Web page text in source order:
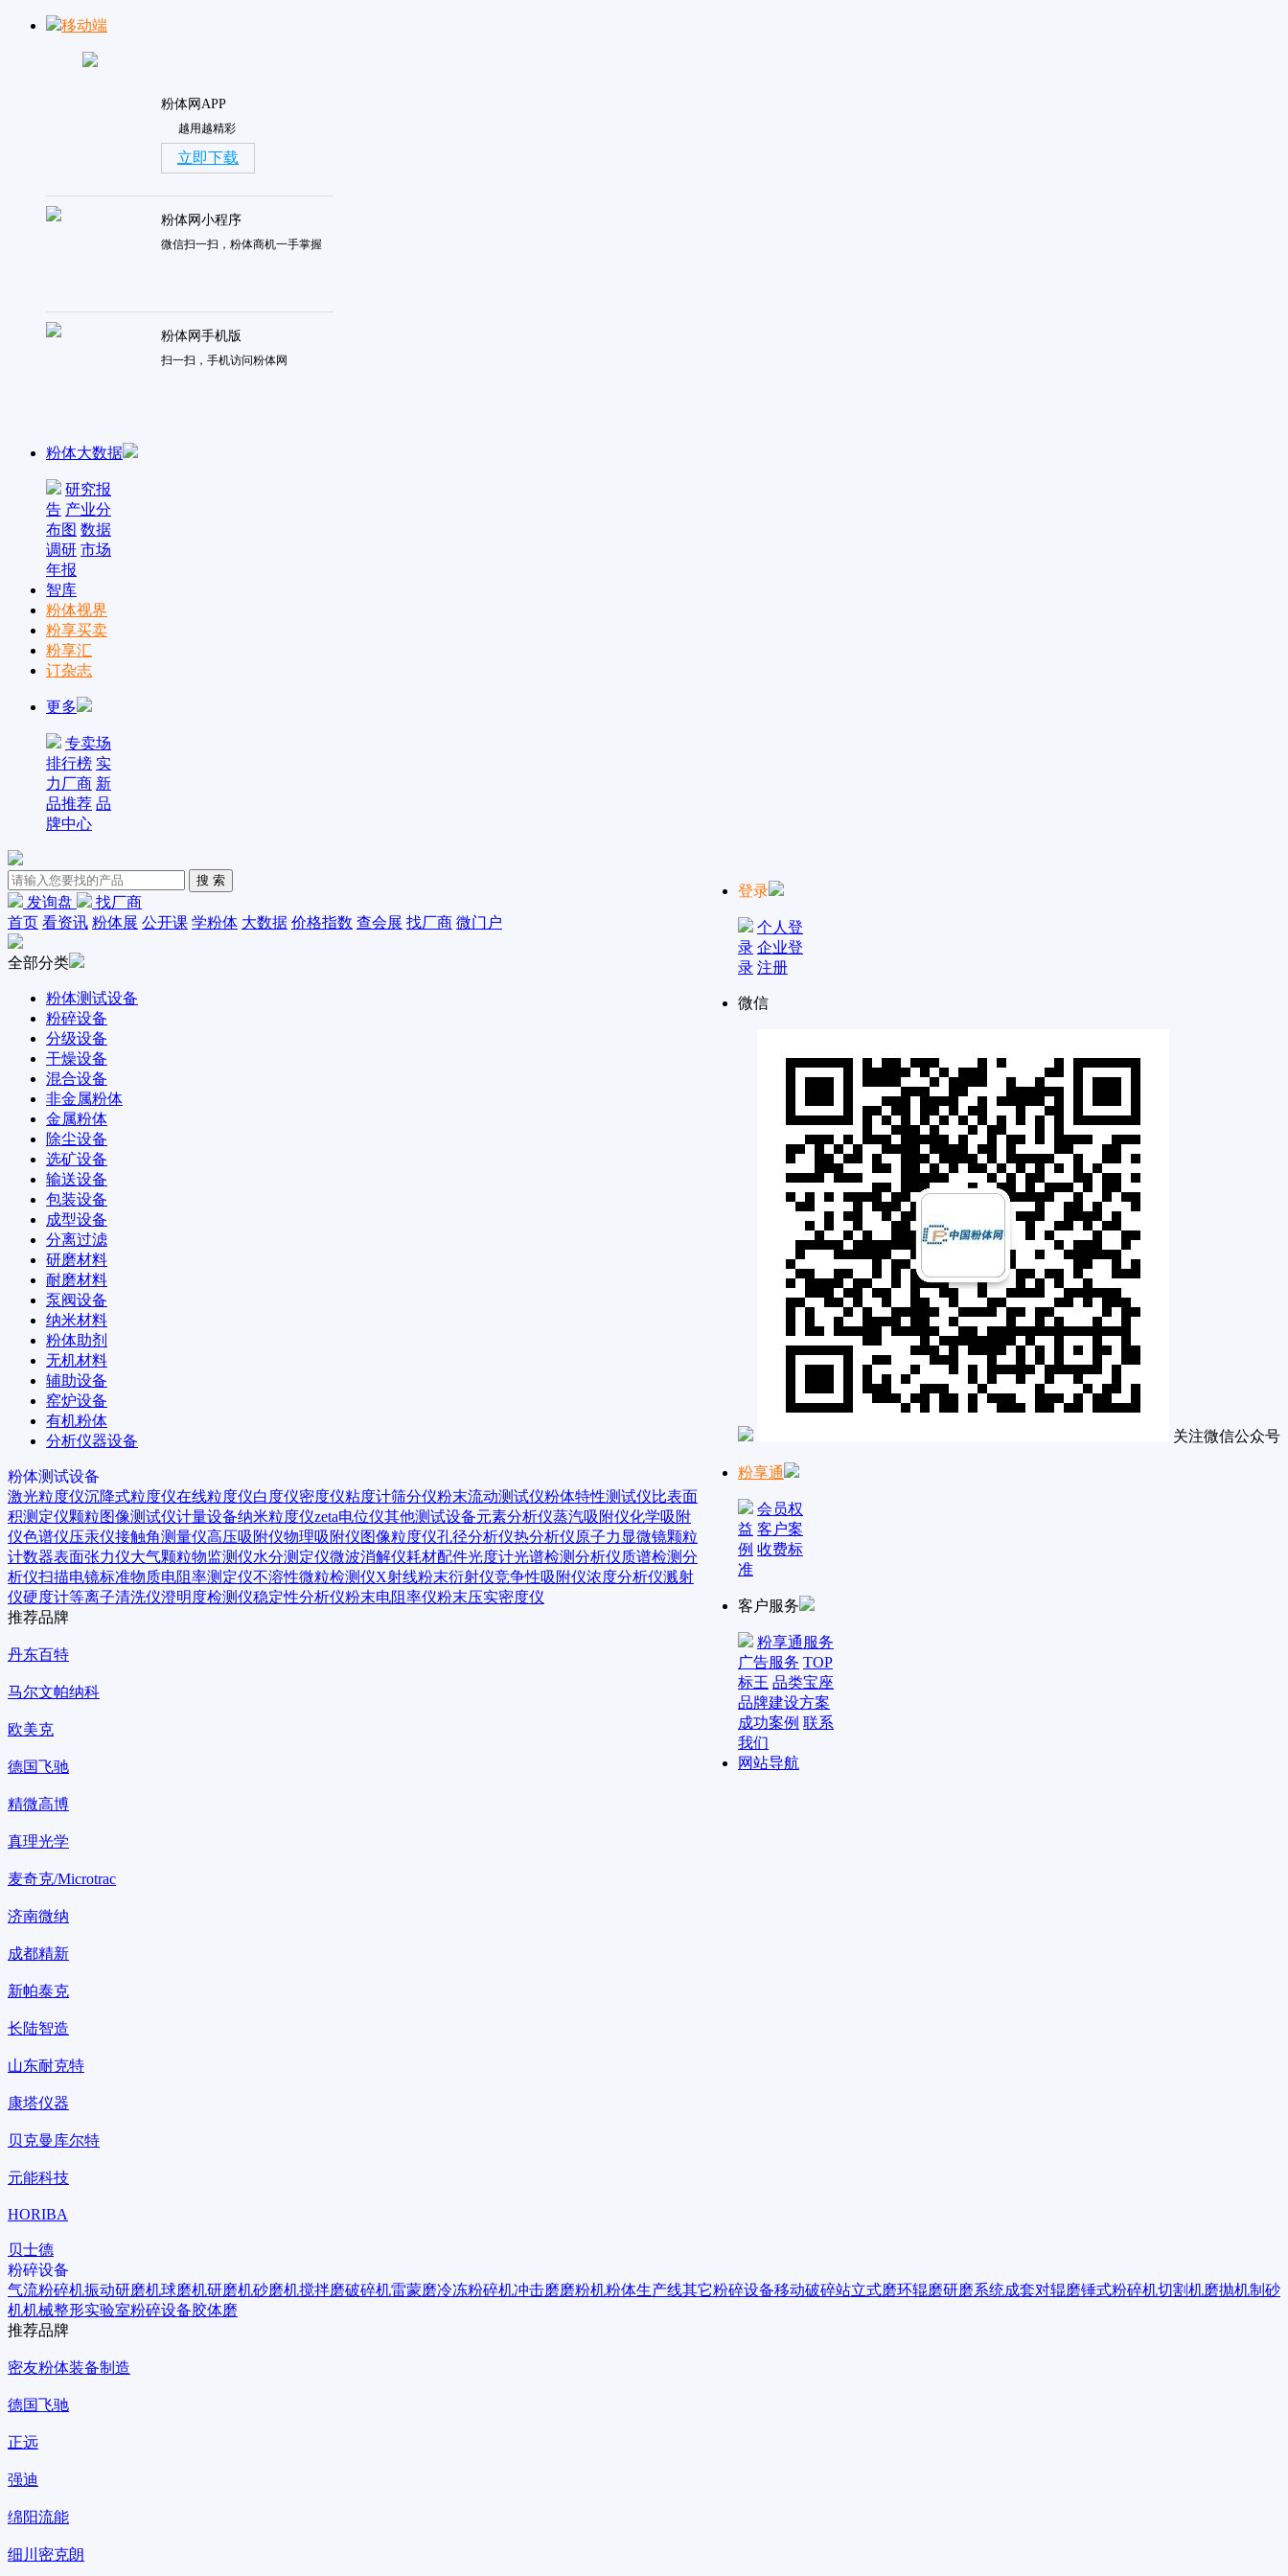
移动端
粉体网APP
越用越精彩
立即下载
粉体网小程序
微信扫一扫，粉体商机一手掌握
粉体网手机版
扫一扫，手机访问粉体网
粉体大数据
研究报
告 产业分
布图 数据
调研 市场
年报
智库
粉体视界
粉享买卖
粉享汇
订杂志
更多
专卖场
排行榜 实
力厂商 新
品推荐 品
牌中心
登录
个人登
录 企业登
录 注册
微信
关注微信公众号
粉享通
会员权
益 客户案
例 收费标
准
客户服务
粉享通服务
广告服务 TOP
标王 品类宝座
品牌建设方案
成功案例 联系
我们
网站导航
发询盘
找厂商
首页 看资讯 粉体展 公开课 学粉体 大数据 价格指数 查会展 找厂商 微门户
全部分类
粉体测试设备
粉碎设备
分级设备
干燥设备
混合设备
非金属粉体
金属粉体
除尘设备
选矿设备
输送设备
包装设备
成型设备
分离过滤
研磨材料
耐磨材料
泵阀设备
纳米材料
粉体助剂
无机材料
辅助设备
窑炉设备
有机粉体
分析仪器设备
粉体测试设备
激光粒度仪沉降式粒度仪在线粒度仪白度仪密度仪粘度计筛分仪粉末流动测试仪粉体特性测试仪比表面
积测定仪颗粒图像测试仪计量设备纳米粒度仪zeta电位仪其他测试设备元素分析仪蒸汽吸附仪化学吸附
仪色谱仪压汞仪接触角测量仪高压吸附仪物理吸附仪图像粒度仪孔径分析仪热分析仪原子力显微镜颗粒
计数器表面张力仪大气颗粒物监测仪水分测定仪微波消解仪耗材配件光度计光谱检测分析仪质谱检测分
析仪扫描电镜标准物质电阻率测定仪不溶性微粒检测仪X射线粉末衍射仪竞争性吸附仪浓度分析仪溅射
仪硬度计等离子清洗仪澄明度检测仪稳定性分析仪粉末电阻率仪粉末压实密度仪
推荐品牌
丹东百特
马尔文帕纳科
欧美克
德国飞驰
精微高博
真理光学
麦奇克/Microtrac
济南微纳
成都精新
新帕泰克
长陆智造
山东耐克特
康塔仪器
贝克曼库尔特
元能科技
HORIBA
贝士德
粉碎设备
气流粉碎机振动研磨机球磨机研磨机砂磨机搅拌磨破碎机雷蒙磨冷冻粉碎机冲击磨磨粉机粉体生产线其它粉碎设备移动破碎站立式磨环辊磨研磨系统成套对辊磨锤式粉碎机切割机磨抛机制砂
机机械整形实验室粉碎设备胶体磨
推荐品牌
密友粉体装备制造
德国飞驰
正远
强迪
绵阳流能
细川密克朗